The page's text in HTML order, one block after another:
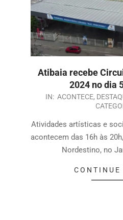
Atibaia recebe
2024 no dia
IN: ACONTECE,
Atividades artísticas e
acontecem das 16h às
Nordestino, no
CONTINUE